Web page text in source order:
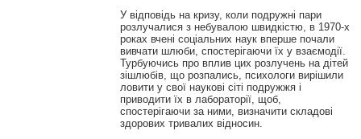
У відповідь на кризу, коли подружні пари
розлучалися з небувалою швидкістю, в 1970-х
роках вчені соціальних наук вперше почали
вивчати шлюби, спостерігаючи їх у взаємодії.
Турбуючись про вплив цих розлучень на дітей
зішлюбів, що розпались, психологи вирішили
ловити у свої наукові сіті подружжя і
приводити їх в лабораторії, щоб,
спостерігаючи за ними, визначити складові
здорових тривалих відносин.